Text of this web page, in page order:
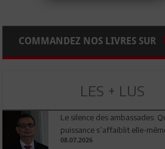
COMMANDEZ NOS LIVRES SUR
LES + LUS
Le silence des ambassades:
puissance s’affaiblit elle-
08.07.2026